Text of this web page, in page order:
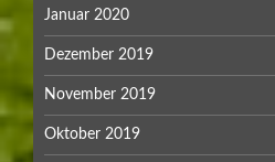
Januar 2020
Dezember 2019
November 2019
Oktober 2019